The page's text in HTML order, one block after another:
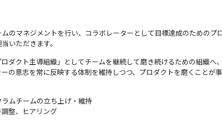
のマネジメントを行い、コラボレーターとして目標達成のためのプ
いただきます。
ダクト主導組織」としてチームを継続して磨き続けるための組織へ
の意志を常に反映する体制を維持しつつ、プロダクトを磨くことが
ムチームの立ち上げ・維持
整、ヒアリング